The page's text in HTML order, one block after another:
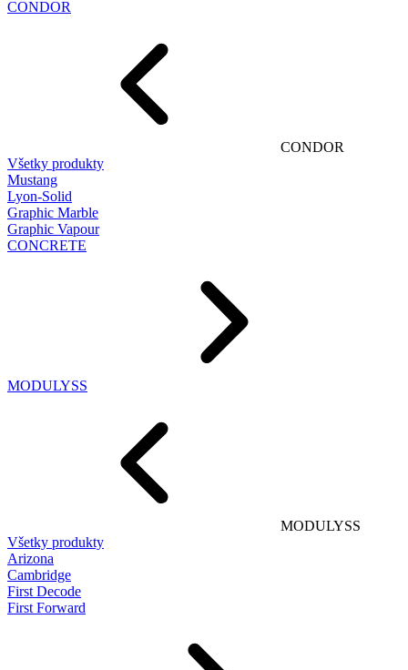
CONDOR
CONDOR
Všetky produkty
Mustang
Lyon-Solid
Graphic Marble
Graphic Vapour
CONCRETE
MODULYSS
MODULYSS
Všetky produkty
Arizona
Cambridge
First Decode
First Forward